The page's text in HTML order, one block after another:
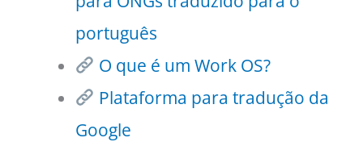
português
O que é um Work OS?
Plataforma para tradução da
Google